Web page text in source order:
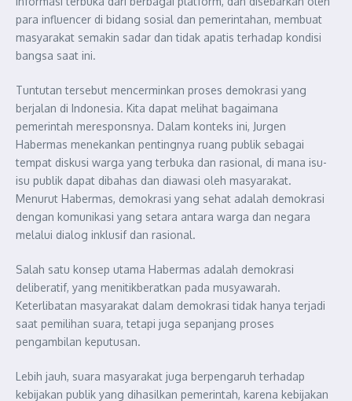
para influencer di bidang sosial dan pemerintahan, membuat
masyarakat semakin sadar dan tidak apatis terhadap kondisi
bangsa saat ini.
Tuntutan tersebut mencerminkan proses demokrasi yang
berjalan di Indonesia. Kita dapat melihat bagaimana
pemerintah meresponsnya. Dalam konteks ini, Jurgen
Habermas menekankan pentingnya ruang publik sebagai
tempat diskusi warga yang terbuka dan rasional, di mana isu-
isu publik dapat dibahas dan diawasi oleh masyarakat.
Menurut Habermas, demokrasi yang sehat adalah demokrasi
dengan komunikasi yang setara antara warga dan negara
melalui dialog inklusif dan rasional.
Salah satu konsep utama Habermas adalah demokrasi
deliberatif, yang menitikberatkan pada musyawarah.
Keterlibatan masyarakat dalam demokrasi tidak hanya terjadi
saat pemilihan suara, tetapi juga sepanjang proses
pengambilan keputusan.
Lebih jauh, suara masyarakat juga berpengaruh terhadap
kebijakan publik yang dihasilkan pemerintah, karena kebijakan